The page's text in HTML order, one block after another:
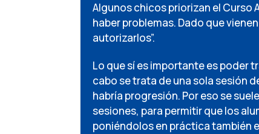
Algunos chicos priorizan el Curso
haber problemas. Dado que
autorizarlos”.
Lo que sí es importante es poder
cabo se trata de una sola sesión
habría progresión. Por eso se
sesiones, para permitir que los
poniéndolos en práctica también